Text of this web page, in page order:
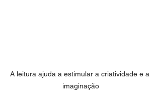
A leitura ajuda a estimular a criatividade e a
imaginação